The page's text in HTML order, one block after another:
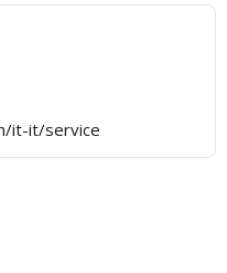
it-it/service